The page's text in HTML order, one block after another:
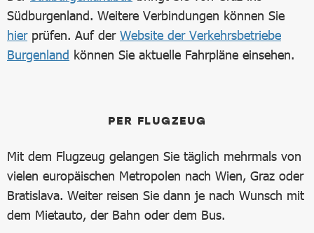
Südburgenland. Weitere Verbindungen können Sie
hierprüfen. Auf der Website der Verkehrsbetriebe
Burgenland können Sie aktuelle Fahrpläne einsehen.
PER FLUGZEUG
Mit dem Flugzeug gelangen Sie täglich mehrmals von
vielen europäischen Metropolen nach Wien, Graz oder
Bratislava. Weiter reisen Sie dann je nach Wunsch mit
dem Mietauto, der Bahn oder dem Bus.